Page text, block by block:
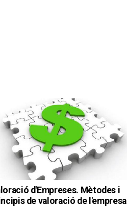
d'Empreses. Mètodes i
de valoració de l'empresa